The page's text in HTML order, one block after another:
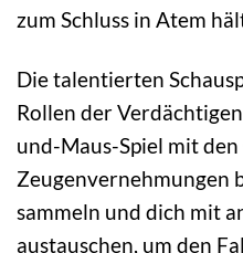
zum Schluss in Atem
Die talentierten
Rollen der
und-Maus-Spiel mit
Zeugenvernehmungen
sammeln und dich mit
austauschen, um den